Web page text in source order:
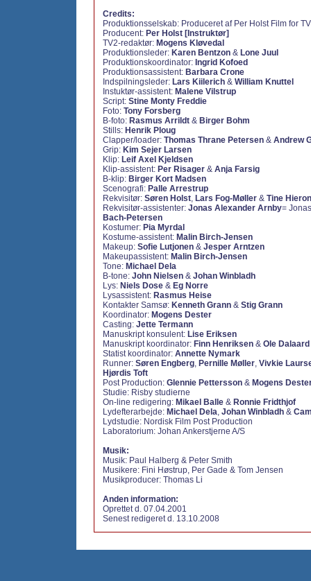
Credits:
Produktionsselskab: Produceret af Per Holst Film for
Producent: Per Holst [Instruktør]
TV2-redaktør: Mogens Kløvedal
Produktionsleder: Karen Bentzon & Lone Juul
Produktionskoordinator: Ingrid Kofoed
Produktionsassistent: Barbara Crone
Indspilningsleder: Lars Kiilerich & William Knuttel
Instuktør-assistent: Malene Vilstrup
Script: Stine Monty Freddie
Foto: Tony Forsberg
B-foto: Rasmus Arrildt & Birger Bohm
Stills: Henrik Ploug
Clapper/loader: Thomas Thrane Petersen & Andrew
Grip: Kim Sejer Larsen
Klip: Leif Axel Kjeldsen
Klip-assistent: Per Risager & Anja Farsig
B-klip: Birger Kort Madsen
Scenografi: Palle Arrestrup
Rekvisitør: Søren Holst, Lars Fog-Møller & Tine
Rekvisitør-assistenter: Jonas Alexander Arnby=
Bach-Petersen
Kostumer: Pia Myrdal
Kostume-assistent: Malin Birch-Jensen
Makeup: Sofie Lutjonen & Jesper Arntzen
Makeupassistent: Malin Birch-Jensen
Tone: Michael Dela
B-tone: John Nielsen & Johan Winbladh
Lys: Niels Dose & Eg Norre
Lysassistent: Rasmus Heise
Kontakter Samsø: Kenneth Grann & Stig Grann
Koordinator: Mogens Dester
Casting: Jette Termann
Manuskript konsulent: Lise Eriksen
Manuskript koordinator: Finn Henriksen & Ole Dalaard
Statist koordinator: Annette Nymark
Runner: Søren Engberg, Pernille Møller, Vivkie
Hjørdis Toft
Post Production: Glennie Pettersson & Mogens
Studie: Risby studierne
On-line redigering: Mikael Balle & Ronnie Fridthjof
Lydefterarbejde: Michael Dela, Johan Winbladh &
Lydstudie: Nordisk Film Post Production
Laboratorium: Johan Ankerstjerne A/S
Musik:
Musik: Paul Halberg & Peter Smith
Musikere: Fini Høstrup, Per Gade & Tom Jensen
Musikproducer: Thomas Li
Anden information:
Oprettet d. 07.04.2001
Senest redigeret d. 13.10.2008